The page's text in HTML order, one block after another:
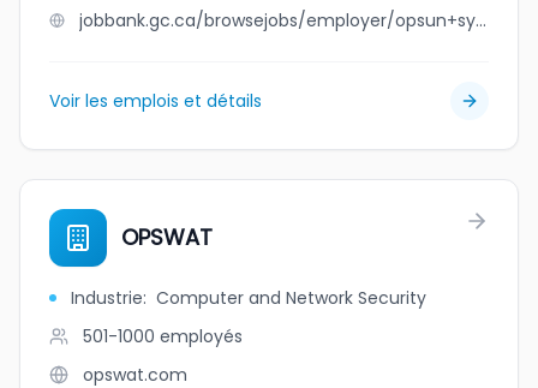
jobbank.gc.ca/browsejobs/employer/opsun+systems+inc./ca
Voir les emplois et détails
OPSWAT
Industrie: Computer and Network Security
501-1000 employés
opswat.com